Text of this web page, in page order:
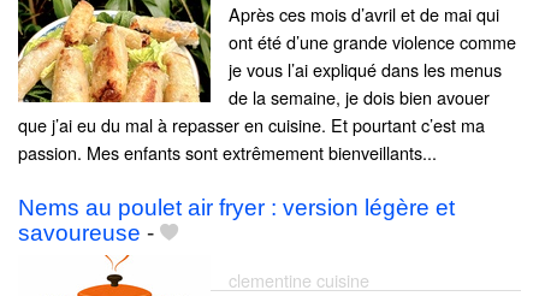
Après ces mois d’avril et de mai qui
ont été d’une grande violence comme
je vous l’ai expliqué dans les menus
de la semaine, je dois bien avouer
que j’ai eu du mal à repasser en cuisine. Et pourtant c’est ma
passion. Mes enfants sont extrêmement bienveillants...
Nems au poulet air fryer : version légère et
savoureuse -
clementine cuisine